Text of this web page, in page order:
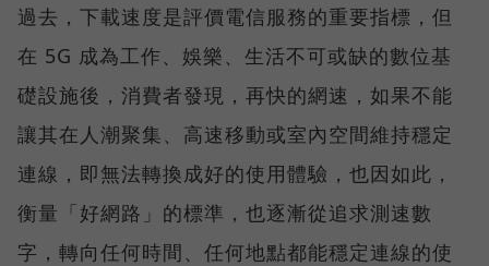
過去，下載速度是評價電信服務的重要指標，但
在 5G 成為工作、娛樂、生活不可或缺的數位基
礎設施後，消費者發現，再快的網速，如果不能
讓其在人潮聚集、高速移動或室內空間維持穩定
連線，即無法轉換成好的使用體驗，也因如此，
衡量「好網路」的標準，也逐漸從追求測速數
字，轉向任何時間、任何地點都能穩定連線的使